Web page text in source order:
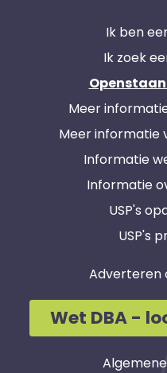
Ik ben
Ik zoek
Meer
Meer informatie
Informatie
Informatie
USP's
USP's
Adverteren
Wet DBA -